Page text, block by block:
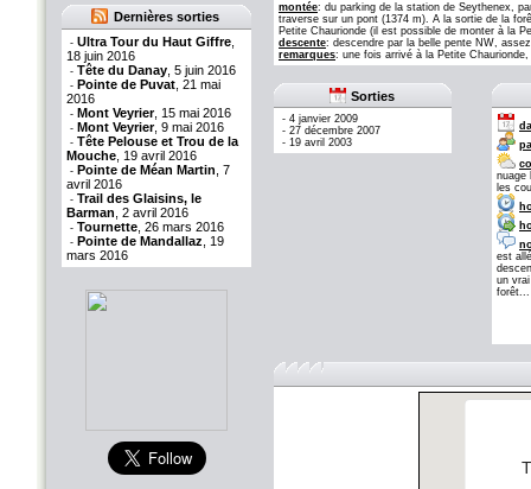
Dernières sorties
- Ultra Tour du Haut Giffre
18 juin 2016
- Tête du Danay , 5 juin 2016
- Pointe de Puvat , 21 mai
2016
- Mont Veyrier, 15 mai 2016
- Mont Veyrier, 9 mai 2016
- Tête Pelouse et Trou de la
Mouche , 19 avril 2016
- Pointe de Méan Martin , 7
avril 2016
- Trail des Glaisins, le
Barman , 2 avril 2016
- Tournette , 26 mars 2016
- Pointe de Mandallaz , 19
mars 2016
montée: du parking de la station de Seythenex,
traverse sur un pont (1374 m). A la sortie de la
Petite Chaurionde (il est possible de monter à la
descente: descendre par la belle pente NW,
remarques: une fois arrivé à la Petite
Sorties
- 4 janvier 2009
- 27 décembre 2007
- 19 avril 2003
nuage
les
est
un
forêt...